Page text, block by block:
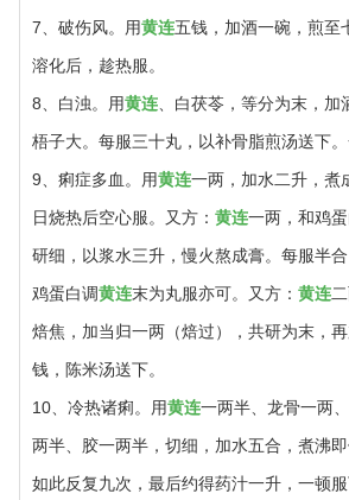
7、破伤风。用黄连五钱，加酒一碗，煎至
溶化后，趁热服。
8、白浊。用黄连 、白茯苓，等分为末，
梧子大。每服三十丸，以补骨脂煎汤送下。
9、痢症多血。用黄连一两，加水二升，煮
日烧热后空心服。又方： 黄连一两，和鸡
研细，以浆水三升，慢火熬成膏。每服半
鸡蛋白调黄连末为丸服亦可。又方： 黄连
焙焦，加当归一两（焙过），共研为末，
钱，陈米汤送下。
10、冷热诸痢。用黄连一两半、龙骨一两
两半、胶一两半，切细，加水五合，煮沸
如此反复九次，最后约得药汁一升，一顿服